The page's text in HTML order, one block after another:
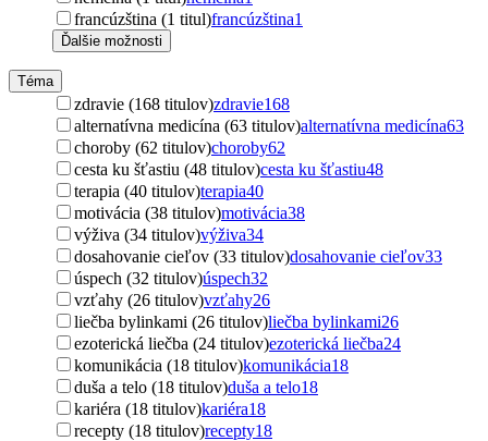
francúzština (1 titul)francúzština1
Ďalšie možnosti
Téma
zdravie (168 titulov)zdravie168
alternatívna medicína (63 titulov)alternatívna medicína63
choroby (62 titulov)choroby62
cesta ku šťastiu (48 titulov)cesta ku šťastiu48
terapia (40 titulov)terapia40
motivácia (38 titulov)motivácia38
výživa (34 titulov)výživa34
dosahovanie cieľov (33 titulov)dosahovanie cieľov33
úspech (32 titulov)úspech32
vzťahy (26 titulov)vzťahy26
liečba bylinkami (26 titulov)liečba bylinkami26
ezoterická liečba (24 titulov)ezoterická liečba24
komunikácia (18 titulov)komunikácia18
duša a telo (18 titulov)duša a telo18
kariéra (18 titulov)kariéra18
recepty (18 titulov)recepty18